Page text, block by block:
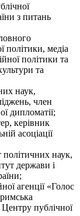
з питань
політики, медіа
політики та
та
наук,
член
дипломатії;
керівник
асоціації
наук,
держави і
агенції «Голос
публічної